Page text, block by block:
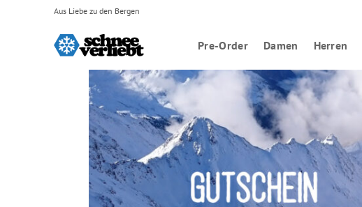
Aus Liebe zu den Bergen
Pre-Order Damen Herren